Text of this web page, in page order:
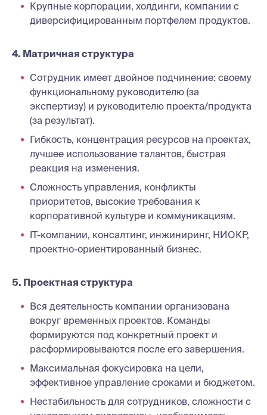
Крупные корпорации, холдинги, компании с
диверсифицированным портфелем продуктов.
4. Матричная структура
Сотрудник имеет двойное подчинение: своему
функциональному руководителю (за
экспертизу) и руководителю проекта/продукта
(за результат).
Гибкость, концентрация ресурсов на проектах,
лучшее использование талантов, быстрая
реакция на изменения.
Сложность управления, конфликты
приоритетов, высокие требования к
корпоративной культуре и коммуникациям.
IT-компании, консалтинг, инжиниринг, НИОКР,
проектно-ориентированный бизнес.
5. Проектная структура
Вся деятельность компании организована
вокруг временных проектов. Команды
формируются под конкретный проект и
расформировываются после его завершения.
Максимальная фокусировка на цели,
эффективное управление сроками и бюджетом.
Нестабильность для сотрудников, сложности с